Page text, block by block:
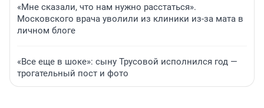
«Мне сказали, что нам нужно расстаться».
Московского врача уволили из клиники из-за мата в
личном блоге
«Все еще в шоке»: сыну Трусовой исполнился год —
трогательный пост и фото